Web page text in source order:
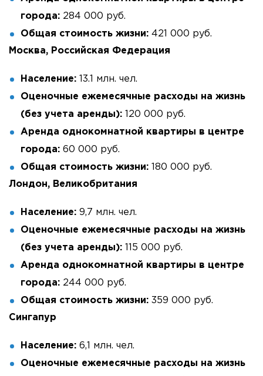
города: 284 000 руб.
Общая стоимость жизни: 421 000 руб.
Москва, Российская Федерация
Население: 13.1 млн. чел.
Оценочные ежемесячные расходы на жизнь
(без учета аренды): 120 000 руб.
Аренда однокомнатной квартиры в центре
города: 60 000 руб.
Общая стоимость жизни: 180 000 руб.
Лондон, Великобритания
Население: 9,7 млн. чел.
Оценочные ежемесячные расходы на жизнь
(без учета аренды): 115 000 руб.
Аренда однокомнатной квартиры в центре
города: 244 000 руб.
Общая стоимость жизни: 359 000 руб.
Сингапур
Население: 6,1 млн. чел.
Оценочные ежемесячные расходы на жизнь